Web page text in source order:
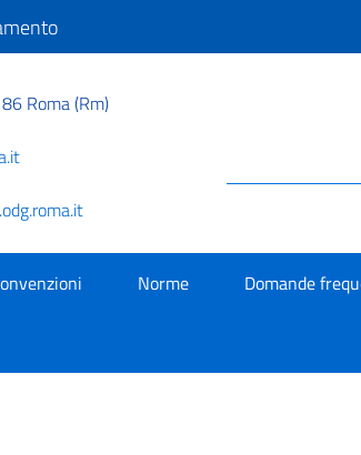
Roma (Rm)
Norme Domande